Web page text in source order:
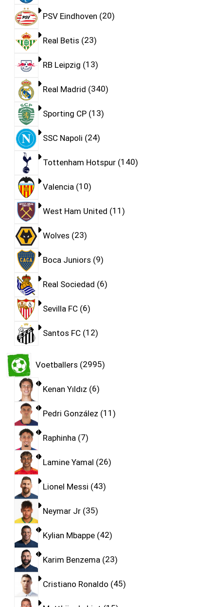
PSV Eindhoven 20
Real Betis 23
RB Leipzig 13
Real Madrid 340
Sporting CP 13
SSC Napoli 24
Tottenham Hotspur 140
Valencia 10
West Ham United 11
Wolves 23
Boca Juniors 9
Real Sociedad 6
Sevilla FC 6
Santos FC 12
Voetballers 2995
Kenan Yıldız 6
Pedri González 11
Raphinha 7
Lamine Yamal 26
Lionel Messi 43
Neymar Jr 35
Kylian Mbappe 42
Karim Benzema 23
Cristiano Ronaldo 45